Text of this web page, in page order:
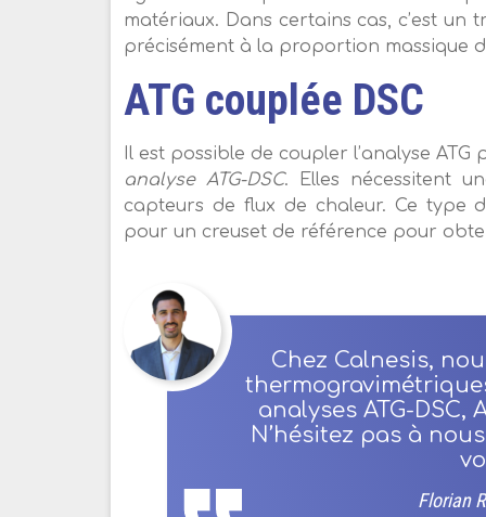
matériaux. Dans certains cas, c’est
précisément à la proportion massique
ATG couplée DSC
Il est possible de coupler l’analyse
analyse ATG-DSC. Elles nécessitent
capteurs de flux de chaleur. Ce type
pour un creuset de référence pour
Chez Calnesis,
analyses ATG-DSC,
N’hésitez pas à
Florian